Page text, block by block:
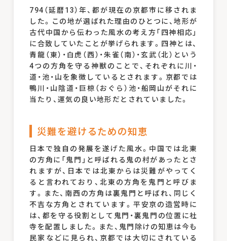
794（延暦13）年、都が現在の京都市に移されま
した。この地が選ばれた理由のひとつに、地形が
古代中国から伝わった風水の考え方「四神相応」
に合致していたことが挙げられます。四神とは、
青龍（東）・白虎（西）・朱雀（南）・玄武（北）という
4つの方角を守る神獣のことで、それぞれに川・
道・池・山を象徴しているとされます。京都では
鴨川・山陰道・巨椋（おぐら）池・船岡山がそれに
当たり、運気の良い地形だとされていました。
災難を避けるための知恵
日本で独自の発展を遂げた風水。中国では北東
の方角に「鬼門」と呼ばれる鬼の村があったとさ
れますが、日本では北東からは災難がやってく
ると言われており、北東の方角を鬼門と呼びま
す。また、南西の方角は裏鬼門と呼ばれ、同じく
不吉な方角とされています。平安京の造営時に
は、都を守る役割として鬼門・裏鬼門の位置に社
寺を配置しました。また、鬼門除けの知恵は今も
民家などに見られ、京都では大切にされている